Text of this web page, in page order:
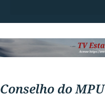
Conselho do MPU